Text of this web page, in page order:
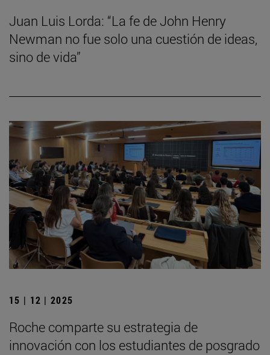
Juan Luis Lorda: “La fe de John Henry
Newman no fue solo una cuestión de ideas,
sino de vida”
15 | 12 | 2025
Roche comparte su estrategia de
innovación con los estudiantes de posgrado